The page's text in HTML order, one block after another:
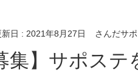
日 : 2021年8月27日 さんだサ